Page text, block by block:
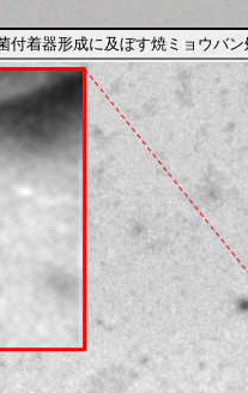
付着器形成に及ぼす焼ミョウバ